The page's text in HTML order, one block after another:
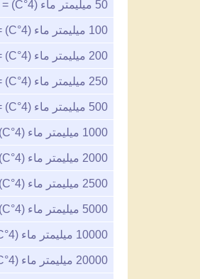
50 ميليمتر ماء (4°C) =
100 ميليمتر ماء (4°C) =
200 ميليمتر ماء (4°C) =
250 ميليمتر ماء (4°C) =
500 ميليمتر ماء (4°C) =
1000 ميليمتر ماء (4°C) =
2000 ميليمتر ماء (4°C) =
2500 ميليمتر ماء (4°C) =
5000 ميليمتر ماء (4°C) =
10000 ميليمتر ماء (4°C) =
20000 ميليمتر ماء (4°C) =